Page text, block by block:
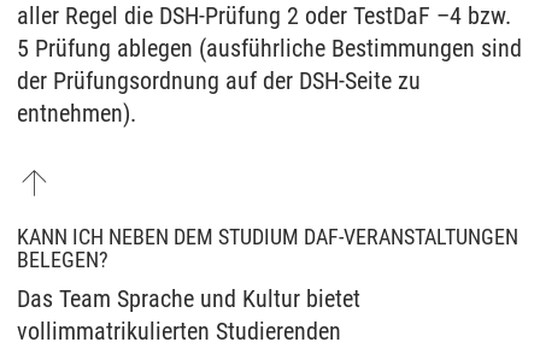
aller Regel die DSH-Prüfung 2 oder TestDaF –4 bzw.
5 Prüfung ablegen (ausführliche Bestimmungen sind
der Prüfungsordnung auf der DSH-Seite zu
entnehmen).
KANN ICH NEBEN DEM STUDIUM DAF-VERANSTALTUNGEN
BELEGEN?
Das Team Sprache und Kultur bietet
vollimmatrikulierten Studierenden